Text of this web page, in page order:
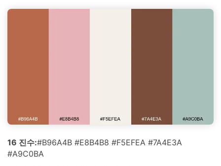
16 진수:#B96A4B #E8B4B8 #F5EFEA #7A4E3A
#A9C0BA